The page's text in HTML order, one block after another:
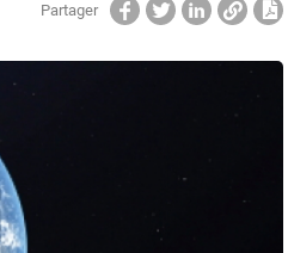
Partager